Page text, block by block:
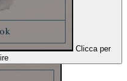
Clicca per